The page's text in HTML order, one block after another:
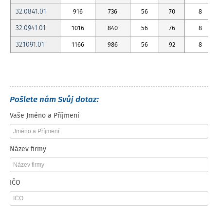
32.0841.01 916 736 56 70 8
32.0941.01 1016 840 56 76 8
32.1091.01 1166 986 56 92 8
Pošlete nám Svůj dotaz:
Vaše Jméno a Příjmení
Název firmy
IČO